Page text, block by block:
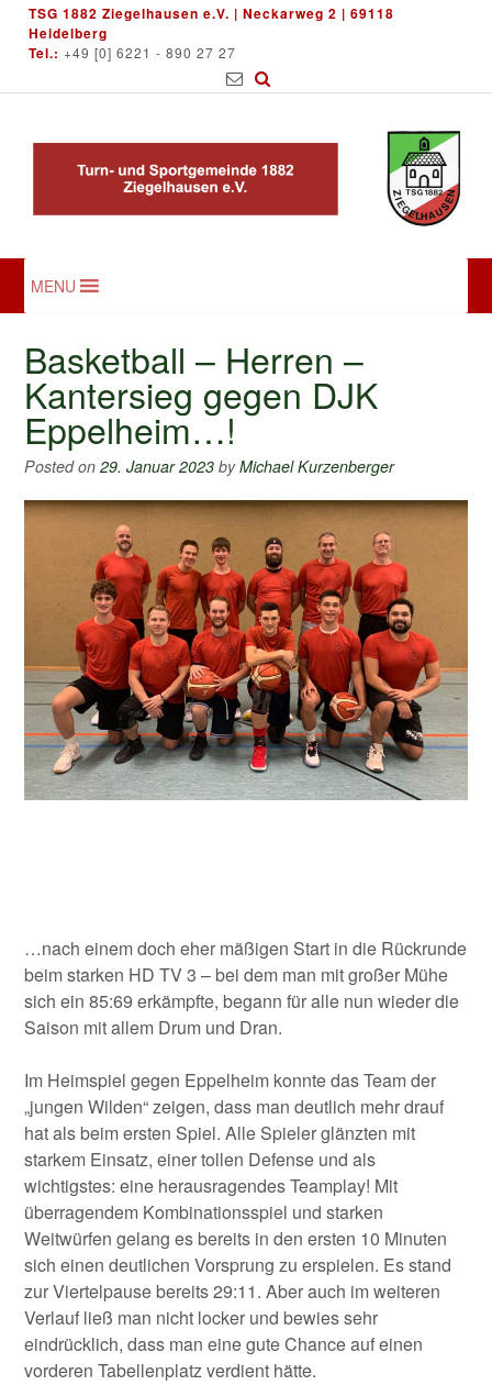
Skip
content
TSG 1882 Ziegelhausen e.V. | Neckarweg 2 | 69118
Heidelberg
Tel.: +49 [0] 6221 - 890 27 27
MENU
Basketball – Herren –
Kantersieg gegen DJK
Eppelheim…!
Posted on 29. Januar 2023 byMichael Kurzenberger
…nach einem doch eher mäßigen Start in die Rückrunde
beim starken HD TV 3 – bei dem man mit großer Mühe
sich ein 85:69 erkämpfte, begann für alle nun wieder die
Saison mit allem Drum und Dran.
Im Heimspiel gegen Eppelheim konnte das Team der
„jungen Wilden“ zeigen, dass man deutlich mehr drauf
hat als beim ersten Spiel. Alle Spieler glänzten mit
starkem Einsatz, einer tollen Defense und als
wichtigstes: eine herausragendes Teamplay! Mit
überragendem Kombinationsspiel und starken
Weitwürfen gelang es bereits in den ersten 10 Minuten
sich einen deutlichen Vorsprung zu erspielen. Es stand
zur Viertelpause bereits 29:11. Aber auch im weiteren
Verlauf ließ man nicht locker und bewies sehr
eindrücklich, dass man eine gute Chance auf einen
vorderen Tabellenplatz verdient hätte.